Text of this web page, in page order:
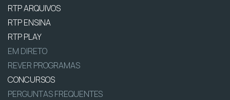
RTP ARQUIVOS
RTP ENSINA
RTP PLAY
EM DIRETO
REVER PROGRAMAS
CONCURSOS
PERGUNTAS FREQUENTES